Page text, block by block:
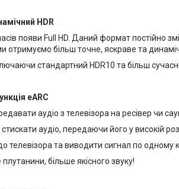
HDR
появи Full HD. Даний формат постійно
отримуємо більш точне, яскраве та
стандартний HDR10 та більш
eARC
аудіо з телевізора на ресівер чи
аудіо, передаючи його у високій
та виводити сигнал по одному
більше якісного звуку!